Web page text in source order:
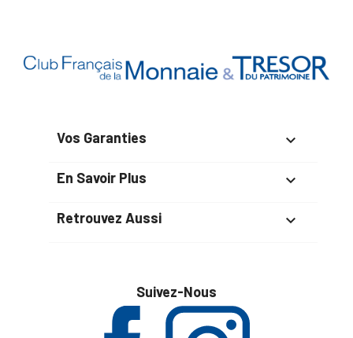
Vos Garanties 
En Savoir Plus 
Retrouvez Aussi 
Suivez-Nous